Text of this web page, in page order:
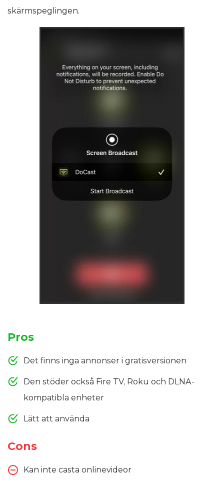
skärmspeglingen.
Pros
Det finns inga annonser i gratisversionen
Den stöder också Fire TV, Roku och DLNA-
kompatibla enheter
Lätt att använda
Cons
Kan inte casta onlinevideor